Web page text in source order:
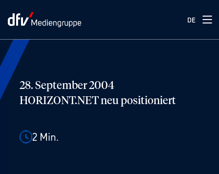
DE
28. September 2004
HORIZONT.NET neu positioniert
2 Min.